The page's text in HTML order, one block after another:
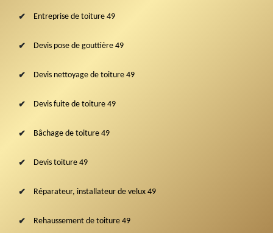
Entreprise de toiture 49
Devis pose de gouttière 49
Devis nettoyage de toiture 49
Devis fuite de toiture 49
Bâchage de toiture 49
Devis toiture 49
Réparateur, installateur de velux 49
Rehaussement de toiture 49